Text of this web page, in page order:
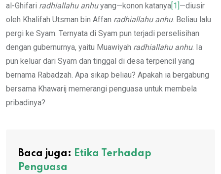
al-Ghifari radhiallahu anhuyang—konon katanya[1]—diusir
oleh Khalifah Utsman bin Affan radhiallahu anhu. Beliau lalu
pergi ke Syam. Ternyata di Syam pun terjadi perselisihan
dengan gubernurnya, yaitu Muawiyah radhiallahu anhu. Ia
pun keluar dari Syam dan tinggal di desa terpencil yang
bernama Rabadzah. Apa sikap beliau? Apakah ia bergabung
bersama Khawarij memerangi penguasa untuk membela
pribadinya?
Baca juga: Etika Terhadap
Penguasa